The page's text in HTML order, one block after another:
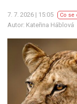
7. 7. 2026 | 15:05 Co se
Autor: Kateřina Háblová